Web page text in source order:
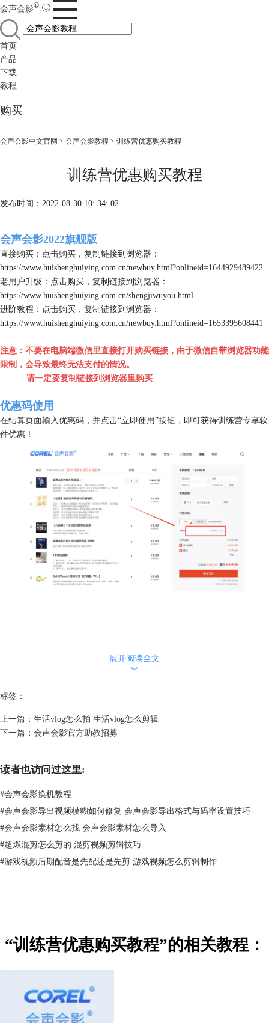
会声会影®
首页
产品
下载
教程
购买
会声会影中文官网 > 会声会影教程 > 训练营优惠购买教程
训练营优惠购买教程
发布时间：2022-08-30 10: 34: 02
会声会影2022旗舰版
直接购买： 点击购买 ，复制链接到浏览器：
https://www.huishenghuiying.com.cn/newbuy.html?onlineid=1644929489422
老用户升级： 点击购买 ，复制链接到浏览器：
https://www.huishenghuiying.com.cn/shengjiwuyou.html
进阶教程： 点击购买 ，复制链接到浏览器：
https://www.huishenghuiying.com.cn/newbuy.html?onlineid=1653395608441
注意：不要在电脑端微信里直接打开购买链接，由于微信自带浏览器功能
限制，会导致最终无法支付的情况。
请一定要复制链接到浏览器里购买
优惠码使用
在结算页面输入优惠码，并点击“立即使用”按钮，即可获得训练营专享软
件优惠！
展开阅读全文
︾
标签：
上一篇： 生活vlog怎么拍 生活vlog怎么剪辑
下一篇： 会声会影官方助教招募
读者也访问过这里:
#会声会影换机教程
#会声会影导出视频模糊如何修复 会声会影导出格式与码率设置技巧
#会声会影素材怎么找 会声会影素材怎么导入
#超燃混剪怎么剪的 混剪视频剪辑技巧
#游戏视频后期配音是先配还是先剪 游戏视频怎么剪辑制作
“训练营优惠购买教程”的相关教程：